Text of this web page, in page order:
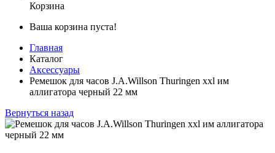
Корзина
Ваша корзина пуста!
Главная
Каталог
Аксессуары
Ремешок для часов J.A.Willson Thuringen xxl им
аллигатора черный 22 мм
Вернуться назад